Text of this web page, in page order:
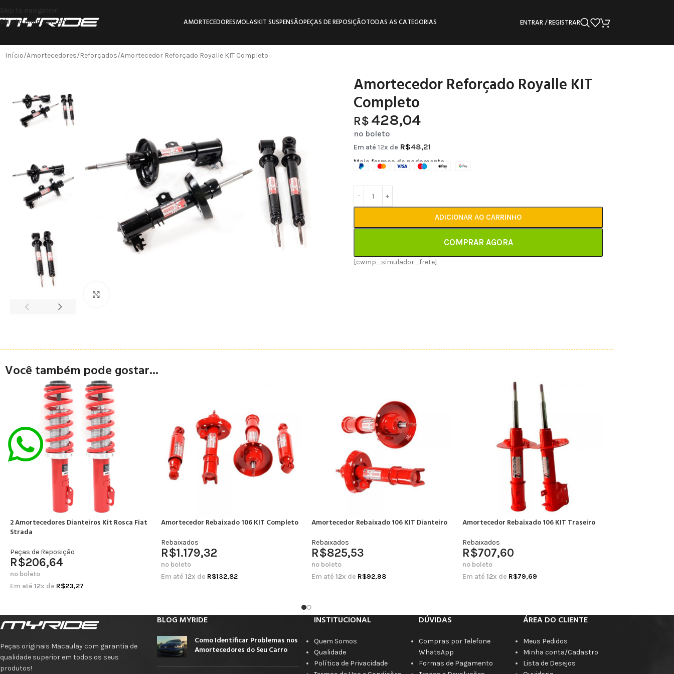
Skip to navigation
Skip to main content
AMORTECEDORESMOLASKIT SUSPENSÃOPEÇAS DE REPOSIÇÃOTODAS AS CATEGORIAS ENTRAR / REGISTRAR
Início Amortecedores Reforçados Amortecedor Reforçado Royalle KIT Completo
Amortecedor Reforçado Royalle KIT
Completo
R$ 428,04
no boleto
Em até12x de R$48,21
Mais formas de pagamento
ADICIONAR AO CARRINHO
COMPRAR AGORA
[cwmp_simulador_frete]
Você também pode gostar...
2 Amortecedores Dianteiros Kit Rosca Fiat
Strada
Peças de Reposição
R$206,64
no boleto
Em até 12x de R$23,27
Amortecedor Rebaixado 106 KIT Completo
Rebaixados
R$1.179,32
no boleto
Em até 12x de R$132,82
Amortecedor Rebaixado 106 KIT Dianteiro
Rebaixados
R$825,53
no boleto
Em até 12x de R$92,98
Amortecedor Rebaixado 106 KIT Traseiro
Rebaixados
R$707,60
no boleto
Em até 12x de R$79,69
Peças originais Macaulay com garantia de
qualidade superior em todos os seus
produtos!
BLOG MYRIDE
Como Identificar Problemas nos
Amortecedores do Seu Carro
INSTITUCIONAL
Quem Somos
Qualidade
Política de Privacidade
DÚVIDAS
Compras por Telefone
WhatsApp
Formas de Pagamento
ÁREA DO CLIENTE
Meus Pedidos
Minha conta/Cadastro
Lista de Desejos